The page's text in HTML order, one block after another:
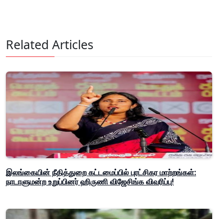
Related Articles
இலங்கையின் நீதித்துறை கட்டமைப்பில் புரட்சிகர மாற்றங்கள்:
நாடாளுமன்ற உறுப்பினர் ஹிருணி விஜேசிங்க விவரிப்பு!